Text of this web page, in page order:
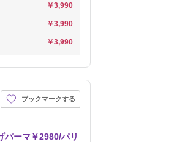
￥3,990
￥3,990
￥3,990
ブックマークする
ーマ￥2980/パリ